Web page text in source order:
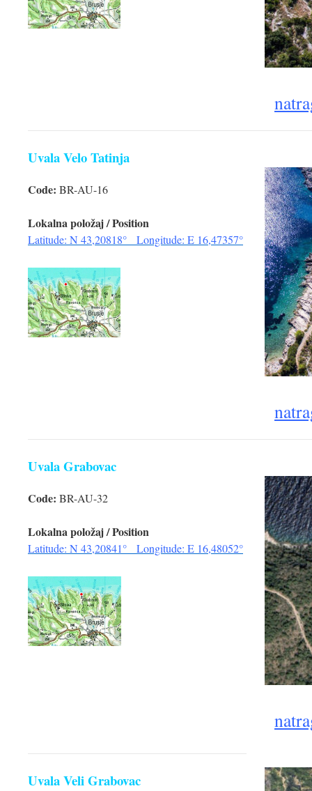
Uvala Velo Tatinja
Code: BR-AU-16
Lokalna položaj / Position
Latitude: N 43,20818° Longitude: E 16,47357°
Uvala Grabovac
Code: BR-AU-32
Lokalna položaj / Position
Latitude: N 43,20841° Longitude: E 16,48052°
Uvala Veli Grabovac